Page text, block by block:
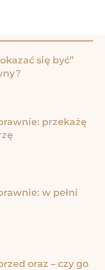
się być”
przekażę
w pełni
oraz – czy go